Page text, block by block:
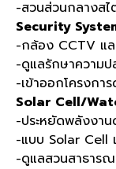
-สวนส่วนกลางส
Security
-กล้อง CCTV แล
-ดูแลรักษาความ
-เข้าออกโครงกา
Solar Cell/
-ประหยัดพลังงา
-แบบ Solar Cell
-ดูแลสวนสาธารณ